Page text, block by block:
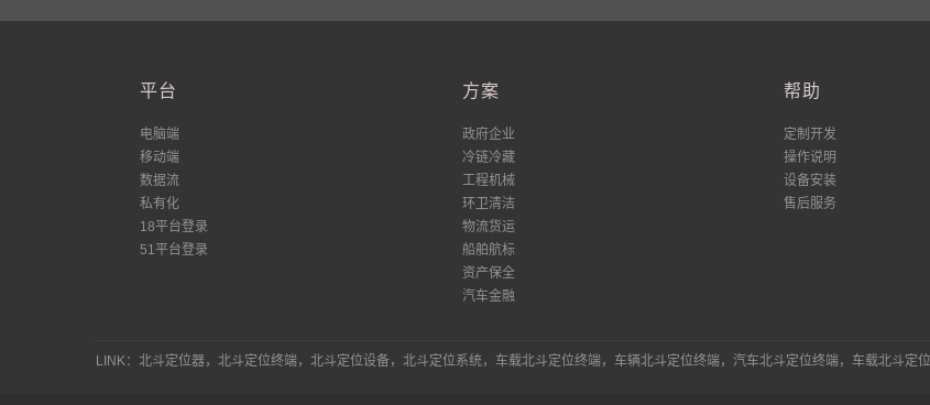
平台
电脑端
移动端
数据流
私有化
18平台登录
51平台登录
方案
政府企业
冷链冷藏
工程机械
环卫清洁
物流货运
船舶航标
资产保全
汽车金融
帮助
定制开发
操作说明
设备安装
售后服务
LINK：北斗定位器，北斗定位终端，北斗定位设备，北斗定位系统，车载北斗定位终端，车辆北斗定位终端，汽车北斗定位终端，车载北斗定